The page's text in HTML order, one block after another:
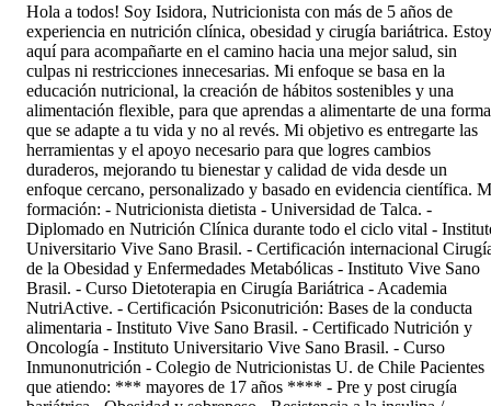
Hola a todos! Soy Isidora, Nutricionista con más de 5 años de
experiencia en nutrición clínica, obesidad y cirugía bariátrica. Estoy
aquí para acompañarte en el camino hacia una mejor salud, sin
culpas ni restricciones innecesarias. Mi enfoque se basa en la
educación nutricional, la creación de hábitos sostenibles y una
alimentación flexible, para que aprendas a alimentarte de una forma
que se adapte a tu vida y no al revés. Mi objetivo es entregarte las
herramientas y el apoyo necesario para que logres cambios
duraderos, mejorando tu bienestar y calidad de vida desde un
enfoque cercano, personalizado y basado en evidencia científica.
formación: - Nutricionista dietista - Universidad de Talca. -
Diplomado en Nutrición Clínica durante todo el ciclo vital -
Universitario Vive Sano Brasil. - Certificación internacional
de la Obesidad y Enfermedades Metabólicas - Instituto Vive Sano
Brasil. - Curso Dietoterapia en Cirugía Bariátrica - Academia
NutriActive. - Certificación Psiconutrición: Bases de la conducta
alimentaria - Instituto Vive Sano Brasil. - Certificado Nutrición y
Oncología - Instituto Universitario Vive Sano Brasil. - Curso
Inmunonutrición - Colegio de Nutricionistas U. de Chile Pacientes
que atiendo: *** mayores de 17 años **** - Pre y post cirugía